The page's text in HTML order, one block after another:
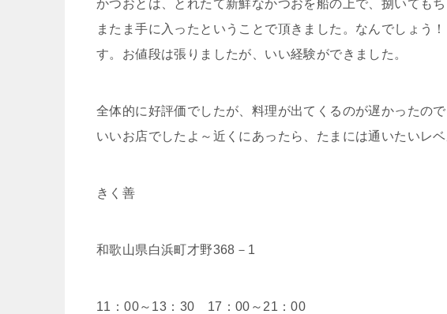
かつおとは、とれたて新鮮なかつおを船の上で、捌いても
またま手に入ったということで頂きました。なんでしょう
す。お値段は張りましたが、いい経験ができました。
全体的に好評価でしたが、料理が出てくるのが遅かったの
いいお店でしたよ～近くにあったら、たまには通いたいレベ
きく善
和歌山県白浜町才野368－1
11：00～13：30 17：00～21：00